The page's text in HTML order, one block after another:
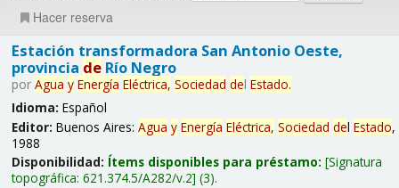
Hacer reserva
Estación transformadora San Antonio Oeste,
provincia deRío Negro
por Agua y Energía Eléctrica, Sociedad del Estado.
Idioma: Español
Editor: Buenos Aires: Agua y Energía Eléctrica, Sociedad del Estado,
1988
Disponibilidad: Ítems disponibles para préstamo: Signatura
topográfica: 621.374.5/A282/v.2 (3).